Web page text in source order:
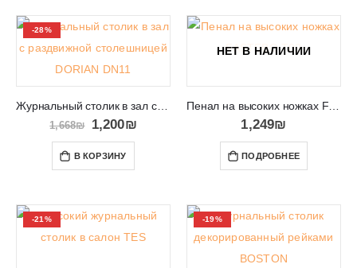
-28%
Журнальный столик в зал с раздвижной столешницей DORIAN DN11
1,668₪ 1,200₪
В КОРЗИНУ
НЕТ В НАЛИЧИИ
Пенал на высоких ножках FASTEBO T02
1,249₪
ПОДРОБНЕЕ
-21% -19%